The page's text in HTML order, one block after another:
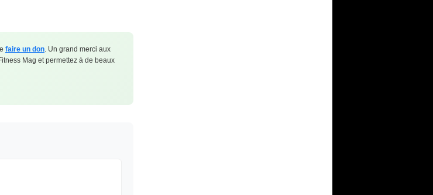
faire un don. Un grand merci aux
Mag et permettez à de beaux